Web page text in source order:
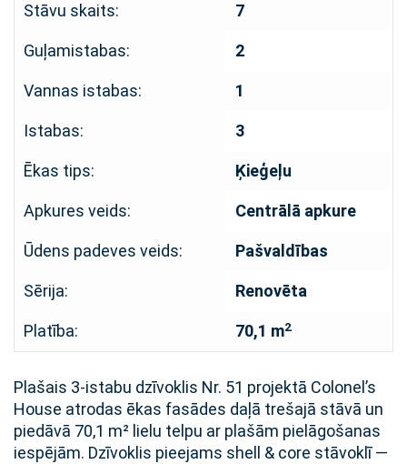
Stāvu skaits: 7
Guļamistabas: 2
Vannas istabas: 1
Istabas: 3
Ēkas tips: Ķieģeļu
Apkures veids: Centrālā apkure
Ūdens padeves veids: Pašvaldības
Sērija: Renovēta
Platība: 70,1 m2
Plašais 3-istabu dzīvoklis Nr. 51 projektā Colonel’s
House atrodas ēkas fasādes daļā trešajā stāvā un
piedāvā 70,1 m² lielu telpu ar plašām pielāgošanas
iespējām. Dzīvoklis pieejams shell & core stāvoklī —